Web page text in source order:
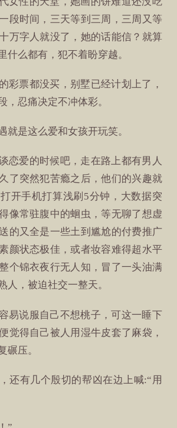
段时间，三天等到三周，三周又等
万字人就没了，她的话能信？就算
什么都有，犯不着盼穿越。
彩票都没买，别墅已经计划上了，
，忍痛决定不冲体彩。
就是这么爱和女孩开玩笑。
恋爱的时候吧，走在路上都有男人
了突然犯苦瘾之后，他们的兴趣就
开手机打算浅刷5分钟，大数据突
像常驻腹中的蛔虫，等无聊了想虚
的又全是一些土到尴尬的付费推广
颜状态极佳，或者妆容难得超水平
个锦衣夜行无人知，冒了一头油满
人，被迫社交一整天。
易说服自己不想桃子，可这一睡下
觉得自己被人用湿牛皮套了麻袋，
碾压。
还有几个殷切的帮凶在边上喊:“用